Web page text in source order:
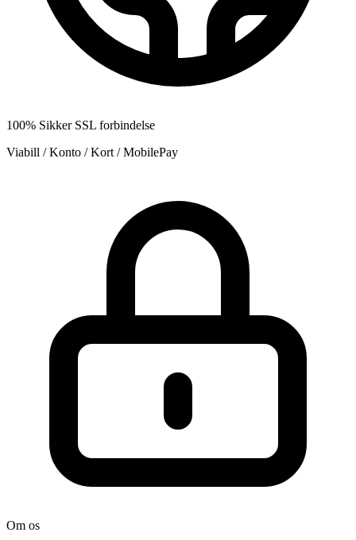
100% Sikker SSL forbindelse
Viabill / Konto / Kort / MobilePay
Om os